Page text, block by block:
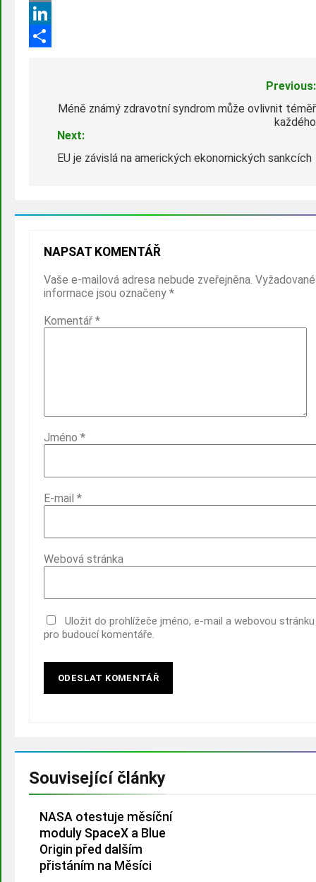
Translate
Copy
Link
LinkedIn
pro
příspěvek
Previous:
Méně známý zdravotní syndrom může ovlivnit téměř
každého
Next:
EU je závislá na amerických ekonomických sankcích
NAPSAT KOMENTÁŘ
Vaše e-mailová adresa nebude zveřejněna. Vyžadované
informace jsou označeny *
Komentář *
Jméno *
E-mail *
Webová stránka
Uložit do prohlížeče jméno, e-mail a webovou stránku
pro budoucí komentáře.
Související články
NASA otestuje měsíční
moduly SpaceX a Blue
Origin před dalším
přistáním na Měsíci